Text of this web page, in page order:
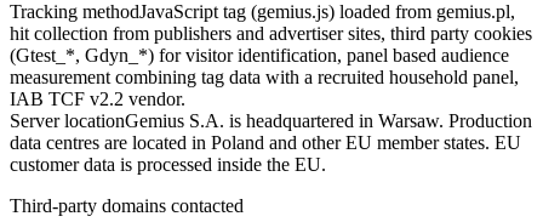
Tracking methodJavaScript tag (gemius.js) loaded from gemius.pl,
hit collection from publishers and advertiser sites, third party cookies
(Gtest_*, Gdyn_*) for visitor identification, panel based audience
measurement combining tag data with a recruited household panel,
IAB TCF v2.2 vendor.
Server locationGemius S.A. is headquartered in Warsaw. Production
data centres are located in Poland and other EU member states. EU
customer data is processed inside the EU.
Third-party domains contacted